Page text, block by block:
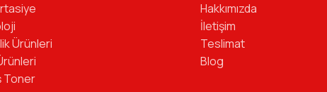
Ürünleri
Toner
Hakkımızda
İletişim
Teslimat
Blog